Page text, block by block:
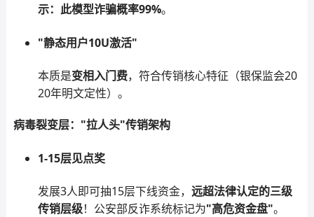
示：此模型诈骗概率99%。
"静态用户10U激活"
本质是变相入门费，符合传销核心特征（银保监会20
20年明文定性）。
病毒裂变层："拉人头"传销架构
1-15层见点奖
发展3人即可抽15层下线资金， 远超法律认定的三级
传销层级！公安部反诈系统标记为"高危资金盘"。